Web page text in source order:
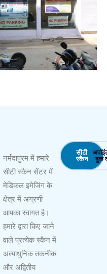
नर्मदापुरम में हमारे
सीटी स्कैन सेंटर में
मेडिकल इमेजिंग के
क्षेत्र में अग्रणी
आपका स्वागत है।
हमारे द्वारा किए जाने
वाले प्रत्येक स्कैन में
अत्याधुनिक तकनीक
और अद्वितीय
सीटी
स्कैन बुक